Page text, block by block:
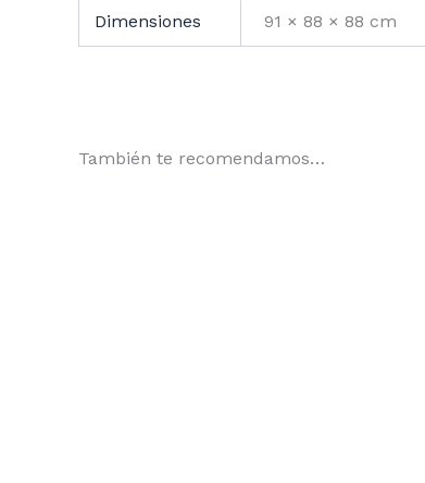
Dimensiones 91 × 88 × 88 cm
También te recomendamos…